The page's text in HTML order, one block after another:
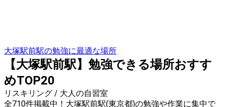
大塚駅前駅の勉強に最適な場所
【大塚駅前駅】勉強できる場所おすす
めTOP20
リスキリング / 大人の自習室
全710件掲載中！大塚駅前駅(東京都)の勉強や作業に集中で